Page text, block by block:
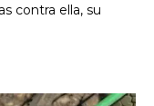
contra ella, su